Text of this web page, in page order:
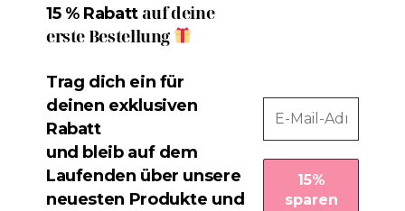
15 % Rabattauf deine
erste Bestellung
Trag dich ein für
deinen exklusiven
Rabatt
und bleib auf dem
Laufenden über unsere
neuesten Produkte und